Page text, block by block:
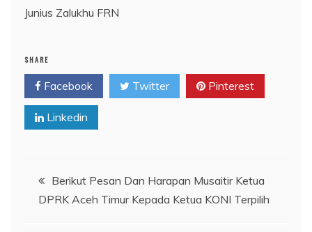
Junius Zalukhu FRN
SHARE
Facebook Twitter Pinterest
Linkedin
Navigasi
pos
Berikut Pesan Dan Harapan Musaitir Ketua
DPRK Aceh Timur Kepada Ketua KONI Terpilih